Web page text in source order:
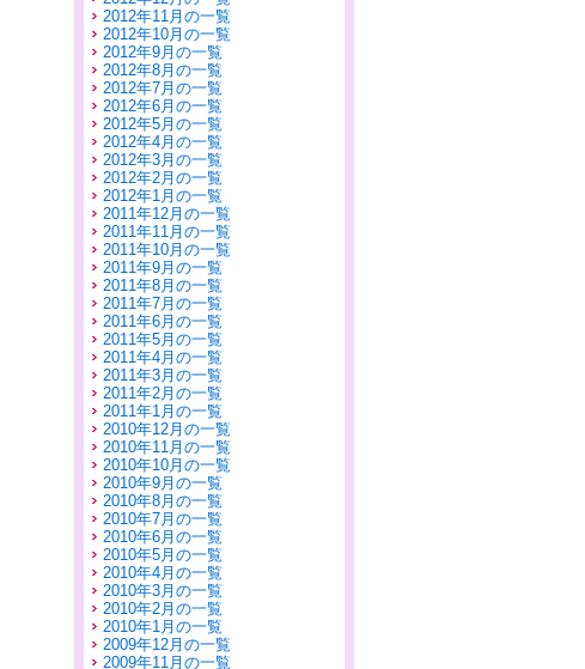
2012年11月の一覧
2012年10月の一覧
2012年9月の一覧
2012年8月の一覧
2012年7月の一覧
2012年6月の一覧
2012年5月の一覧
2012年4月の一覧
2012年3月の一覧
2012年2月の一覧
2012年1月の一覧
2011年12月の一覧
2011年11月の一覧
2011年10月の一覧
2011年9月の一覧
2011年8月の一覧
2011年7月の一覧
2011年6月の一覧
2011年5月の一覧
2011年4月の一覧
2011年3月の一覧
2011年2月の一覧
2011年1月の一覧
2010年12月の一覧
2010年11月の一覧
2010年10月の一覧
2010年9月の一覧
2010年8月の一覧
2010年7月の一覧
2010年6月の一覧
2010年5月の一覧
2010年4月の一覧
2010年3月の一覧
2010年2月の一覧
2010年1月の一覧
2009年12月の一覧
2009年11月の一覧